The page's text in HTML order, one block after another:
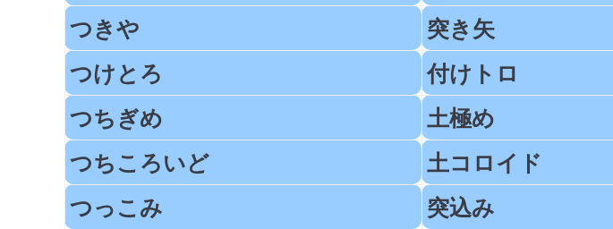
つきや
突き矢
つけとろ
付けトロ
つちぎめ
土極め
つちころいど
土コロイド
つっこみ
突込み